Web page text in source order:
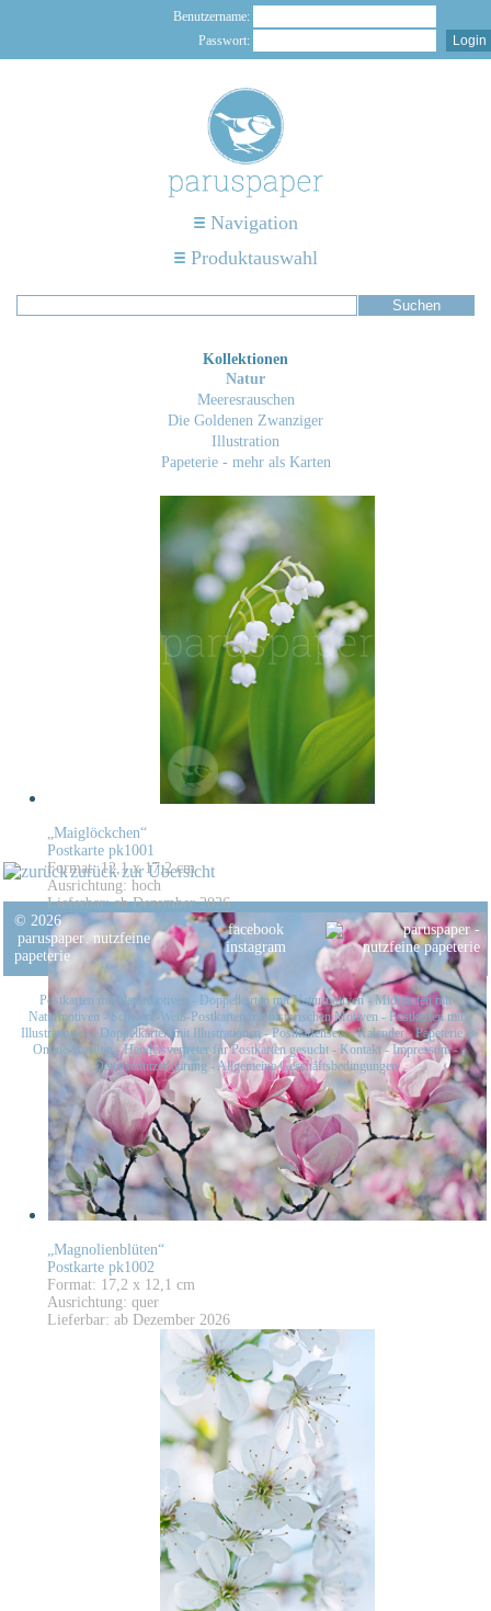
Benutzername:
Passwort:
Navigation
Produktauswahl
Kollektionen
Natur
Meeresrauschen
Die Goldenen Zwanziger
Illustration
Papeterie - mehr als Karten
„Maiglöckchen“
Postkarte pk1001
Format: 12,1 x 17,2 cm
Ausrichtung: hoch
Lieferbar: ab Dezember 2026
„Magnolienblüten“
Postkarte pk1002
Format: 17,2 x 12,1 cm
Ausrichtung: quer
Lieferbar: ab Dezember 2026
zurück zur Übersicht
© 2026
paruspaper. nutzfeine
papeterie
facebook
instagram
Postkarten mit Naturmotiven - Doppelkarten mit Naturmotiven- Midikarten mit
Naturmotiven - Schwarz-Weiß-Postkarten mit historischen Motiven- Postkarten mit
Illustrationen - Doppelkarten mit Illustrationen-Postkartensets-Kalender-Papeterie -
Online-Katalog-Handelsvertreter für Postkarten gesucht - Kontakt-Impressum-
Datenschutzerklärung - Allgemeine Geschäftsbedingungen